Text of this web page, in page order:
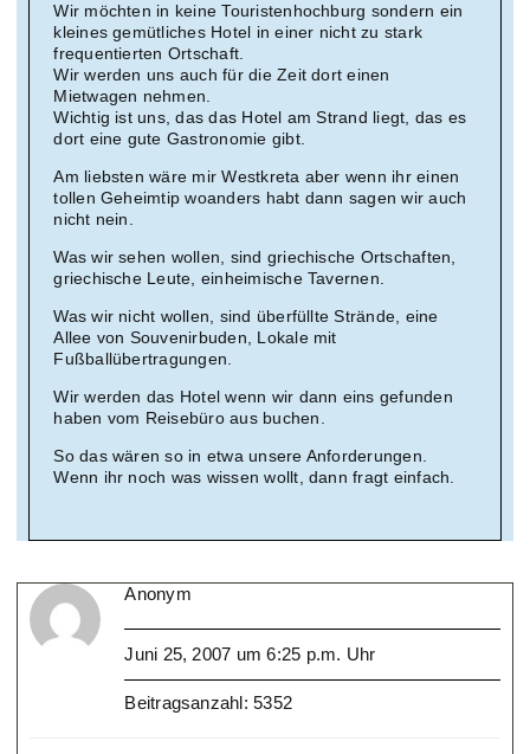
Wir möchten in keine Touristenhochburg sondern ein
kleines gemütliches Hotel in einer nicht zu stark
frequentierten Ortschaft.
Wir werden uns auch für die Zeit dort einen
Mietwagen nehmen.
Wichtig ist uns, das das Hotel am Strand liegt, das es
dort eine gute Gastronomie gibt.
Am liebsten wäre mir Westkreta aber wenn ihr einen
tollen Geheimtip woanders habt dann sagen wir auch
nicht nein.
Was wir sehen wollen, sind griechische Ortschaften,
griechische Leute, einheimische Tavernen.
Was wir nicht wollen, sind überfüllte Strände, eine
Allee von Souvenirbuden, Lokale mit
Fußballübertragungen.
Wir werden das Hotel wenn wir dann eins gefunden
haben vom Reisebüro aus buchen.
So das wären so in etwa unsere Anforderungen.
Wenn ihr noch was wissen wollt, dann fragt einfach.
Anonym
Juni 25, 2007 um 6:25 p.m. Uhr
Beitragsanzahl: 5352